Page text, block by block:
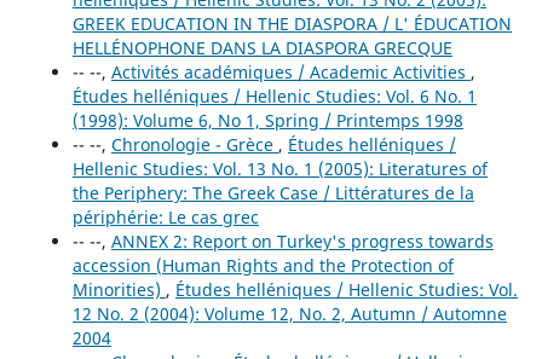
GREEK EDUCATION IN THE DIASPORA / L' ÉDUCATION
HELLÉNOPHONE DANS LA DIASPORA GRECQUE
-- --, Activités académiques / Academic Activities ,
Études helléniques / Hellenic Studies: Vol. 6 No. 1
(1998): Volume 6, No 1, Spring / Printemps 1998
-- --, Chronologie - Grèce , Études helléniques /
Hellenic Studies: Vol. 13 No. 1 (2005): Literatures of
the Periphery: The Greek Case / Littératures de la
périphérie: Le cas grec
-- --, ANNEX 2: Report on Turkey's progress towards
accession (Human Rights and the Protection of
Minorities) , Études helléniques / Hellenic Studies: Vol.
12 No. 2 (2004): Volume 12, No. 2, Autumn / Automne
2004